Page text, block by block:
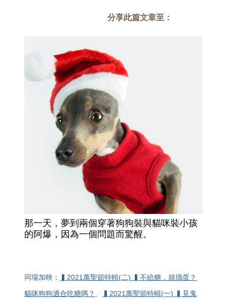
分享此篇文章至：
那一天，夢到兩個穿著狗狗裝與貓咪裝小孩
的阿爆，因為一個問題而驚醒。
同場加映：
▍2021萬聖節特輯(二) ▍不給糖，就搗蛋？
貓咪狗狗適合吃糖嗎？
▍2021萬聖節特輯(一) ▍見鬼